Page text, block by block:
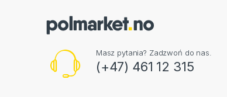
Masz pytania? Zadzwoń do nas.
(+47) 461 12 315